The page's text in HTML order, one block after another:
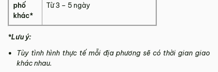
phố
khác*
Từ 3 – 5 ngày
*Lưu ý:
Tùy tình hình thực tế mỗi địa phương sẽ có thời gian giao
khác nhau.